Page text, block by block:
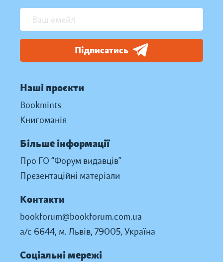
Підписатись
Наші проєкти
Bookmints
Книгоманія
Більше інформації
Про ГО “Форум видавців”
Презентаційні матеріали
Контакти
bookforum@bookforum.com.ua
а/с 6644, м. Львів, 79005, Україна
Соціальні мережі